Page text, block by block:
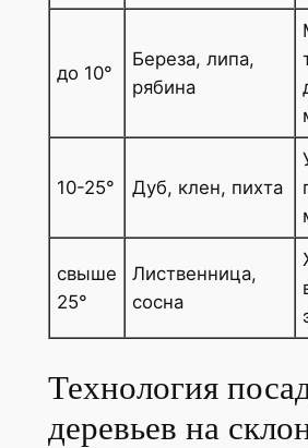
до 10°
Береза, липа,
рябина
10-25° Дуб, клен, пихта
свыше
25°
Лиственница,
сосна
Технология
деревьев на